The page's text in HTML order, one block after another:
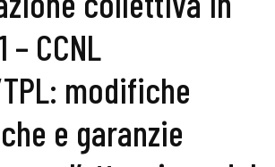
CCNL
modifiche
e garanzie